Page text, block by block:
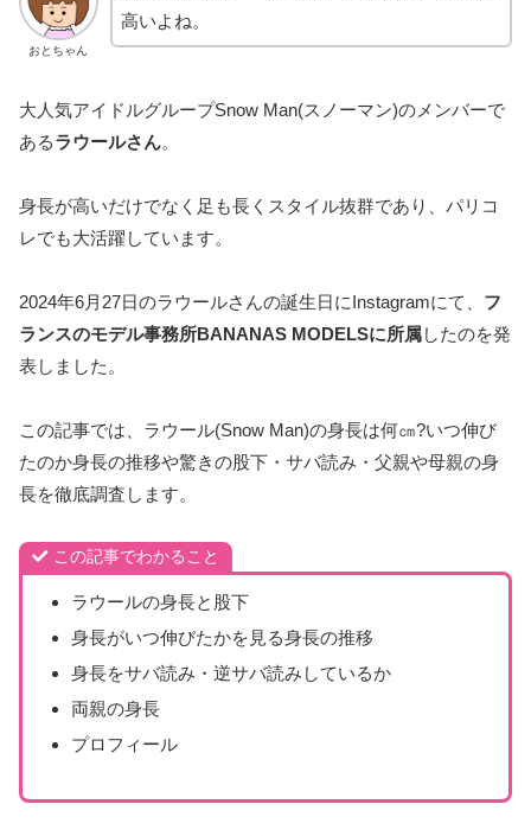
おとちゃん
高いよね。
大人気アイドルグループSnow Man(スノーマン)のメンバーで
あるラウールさん。
身長が高いだけでなく足も長くスタイル抜群であり、パリコ
レでも大活躍しています。
2024年6月27日のラウールさんの誕生日にInstagramにて、 フ
ランスのモデル事務所BANANAS MODELSに所属したのを発
表しました。
この記事では、ラウール(Snow Man)の身長は何㎝?いつ伸び
たのか身長の推移や驚きの股下・サバ読み・父親や母親の身
長を徹底調査します。
この記事でわかること
ラウールの身長と股下
身長がいつ伸びたかを見る身長の推移
身長をサバ読み・逆サバ読みしているか
両親の身長
プロフィール